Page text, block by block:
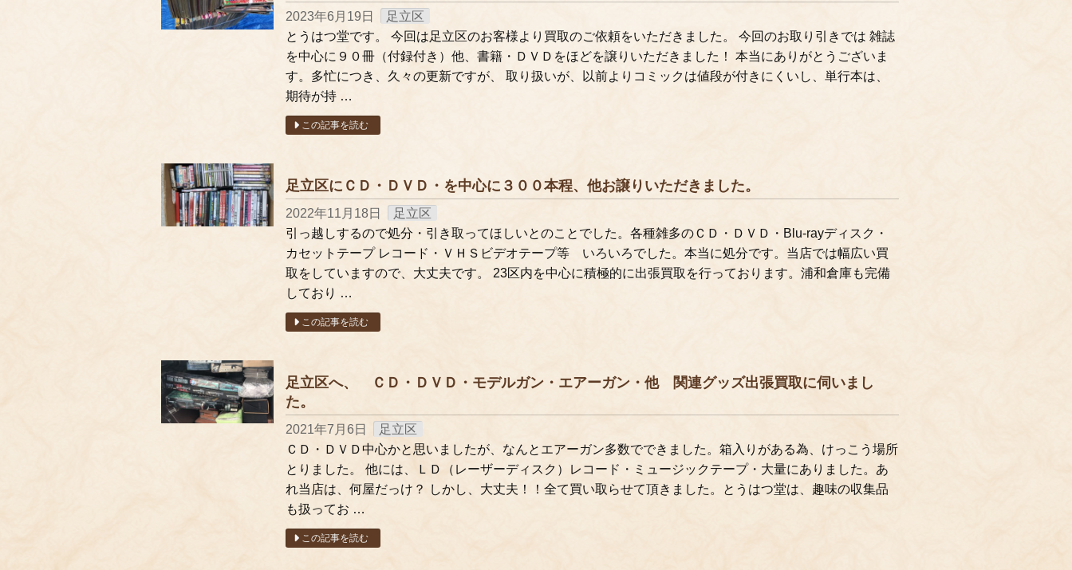
2023年6月19日
足立区
とうはつ堂です。 今回は足立区のお客様より買取のご依頼をいただきました。 今回のお取り引きでは 雑誌
を中心に９０冊（付録付き）他、書籍・ＤＶＤをほどを譲りいただきました！ 本当にありがとうございま
す。多忙につき、久々の更新ですが、 取り扱いが、以前よりコミックは値段が付きにくいし、単行本は、
期待が持 …
この記事を読む
足立区にＣＤ・ＤＶＤ・を中心に３００本程、他お譲りいただきました。
2022年11月18日
足立区
引っ越しするので処分・引き取ってほしいとのことでした。各種雑多のＣＤ・ＤＶＤ・Blu-rayディスク・
カセットテープ レコード・ＶＨＳビデオテープ等 いろいろでした。本当に処分です。当店では幅広い買
取をしていますので、大丈夫です。 23区内を中心に積極的に出張買取を行っております。浦和倉庫も完備
しており …
この記事を読む
足立区へ、 ＣＤ・ＤＶＤ・モデルガン・エアーガン・他 関連グッズ出張買取に伺いまし
た。
2021年7月6日
足立区
ＣＤ・ＤＶＤ中心かと思いましたが、なんとエアーガン多数でできました。箱入りがある為、けっこう場所
とりました。 他には、ＬＤ（レーザーディスク）レコード・ミュージックテープ・大量にありました。あ
れ当店は、何屋だっけ？ しかし、大丈夫！！全て買い取らせて頂きました。とうはつ堂は、趣味の収集品
も扱ってお …
この記事を読む